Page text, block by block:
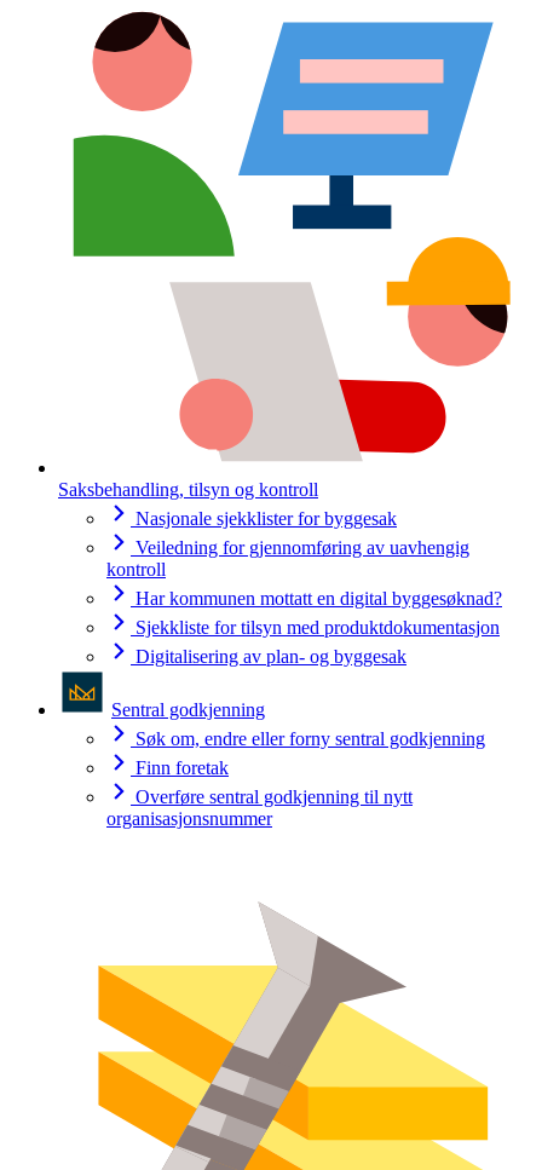
Saksbehandling, tilsyn og kontroll
Nasjonale sjekklister for byggesak
Veiledning for gjennomføring av uavhengig
kontroll
Har kommunen mottatt en digital byggesøknad?
Sjekkliste for tilsyn med produktdokumentasjon
Digitalisering av plan- og byggesak
Sentral godkjenning
Søk om, endre eller forny sentral godkjenning
Finn foretak
Overføre sentral godkjenning til nytt
organisasjonsnummer